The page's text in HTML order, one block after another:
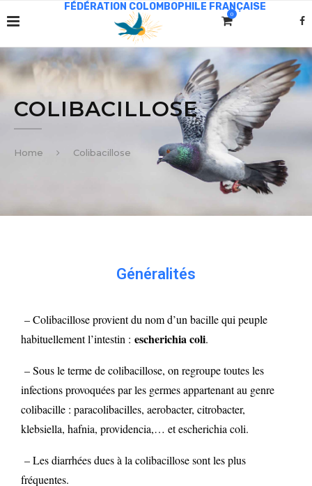
0
COLIBACILLOSE
Home Colibacillose
Généralités
– Colibacillose provient du nom d’un bacille qui peuple
habituellement l’intestin : escherichia coli.
– Sous le terme de colibacillose, on regroupe toutes les
infections provoquées par les germes appartenant au genre
colibacille : paracolibacilles, aerobacter, citrobacter,
klebsiella, hafnia, providencia,… et escherichia coli.
– Les diarrhées dues à la colibacillose sont les plus
fréquentes.